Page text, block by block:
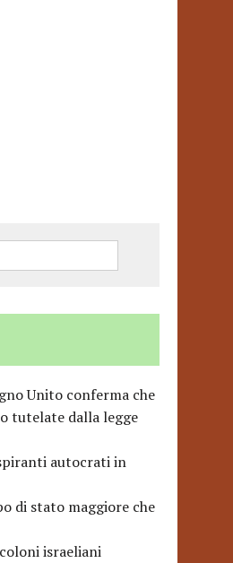
Unito conferma che
tutelate dalla legge
autocrati in
di stato maggiore che
israeliani